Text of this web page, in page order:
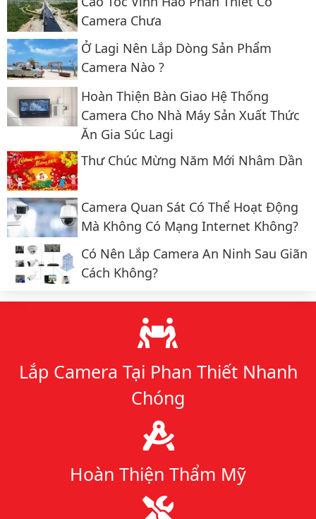
Camera Chưa
Ở Lagi Nên Lắp Dòng Sản Phẩm
Camera Nào ?
Hoàn Thiện Bàn Giao Hệ Thống
Camera Cho Nhà Máy Sản Xuất Thức
Ăn Gia Súc Lagi
Thư Chúc Mừng Năm Mới Nhâm Dần
Camera Quan Sát Có Thể Hoạt Động
Mà Không Có Mạng Internet Không?
Có Nên Lắp Camera An Ninh Sau Giãn
Cách Không?
Lý do chọn chúng tôi
Lắp Camera Tại Phan Thiết Nhanh
Chóng
Hoàn Thiện Thẩm Mỹ